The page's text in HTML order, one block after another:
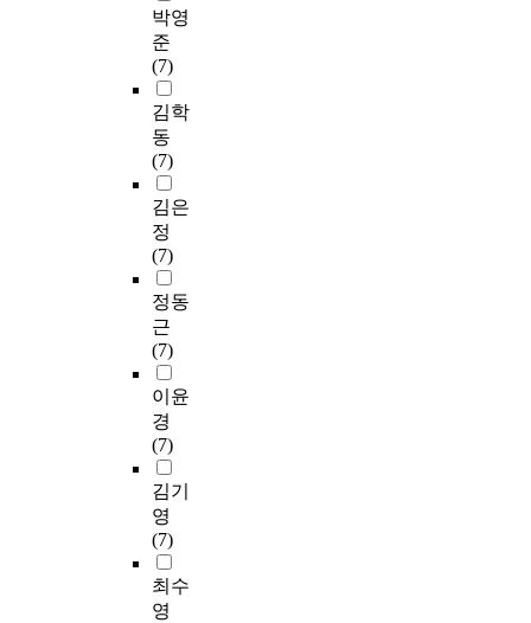
박영
준
(7)
김학
동
(7)
김은
정
(7)
정동
근
(7)
이윤
경
(7)
김기
영
(7)
최수
영